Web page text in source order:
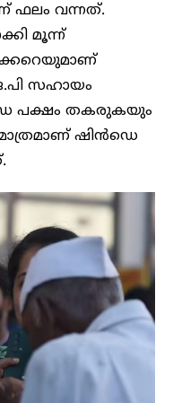
ഫലം വന്നത്.
മൂന്ന്
സഹായം
പക്ഷം തകരുകയും
ഷിൻഡെ